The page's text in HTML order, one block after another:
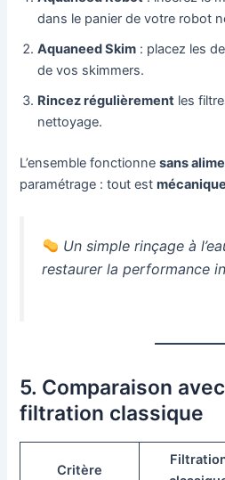
dans le panier de votre robot
Aquaneed Skim : placez les
de vos skimmers.
Rincez régulièrement les
nettoyage.
L’ensemble fonctionnesans
paramétrage : tout est
Un simple rinçage à
restaurer la performance
5. Comparaison
filtration classique
Critère